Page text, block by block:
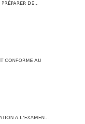
DE...
CONFORME AU
À L’EXAMEN...